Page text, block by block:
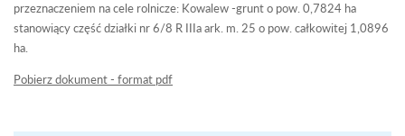
przeznaczeniem na cele rolnicze: Kowalew -grunt o pow. 0,7824 ha
stanowiący część działki nr 6/8 R IIIa ark. m. 25 o pow. całkowitej 1,0896
ha.
Pobierz dokument - format pdf